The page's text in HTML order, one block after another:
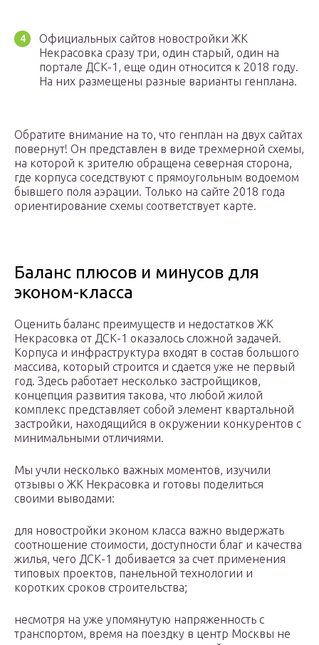
Официальных сайтов новостройки ЖК
Некрасовка сразу три, один старый, один на
портале ДСК-1, еще один относится к 2018 году.
На них размещены разные варианты генплана.
Обратите внимание на то, что генплан на двух сайтах
повернут! Он представлен в виде трехмерной схемы,
на которой к зрителю обращена северная сторона,
где корпуса соседствуют с прямоугольным водоемом
бывшего поля аэрации. Только на сайте 2018 года
ориентирование схемы соответствует карте.
Баланс плюсов и минусов для
эконом-класса
Оценить баланс преимуществ и недостатков ЖК
Некрасовка от ДСК-1 оказалось сложной задачей.
Корпуса и инфраструктура входят в состав большого
массива, который строится и сдается уже не первый
год. Здесь работает несколько застройщиков,
концепция развития такова, что любой жилой
комплекс представляет собой элемент квартальной
застройки, находящийся в окружении конкурентов с
минимальными отличиями.
Мы учли несколько важных моментов, изучили
отзывы о ЖК Некрасовка и готовы поделиться
своими выводами:
для новостройки эконом класса важно выдержать
соотношение стоимости, доступности благ и качества
жилья, чего ДСК-1 добивается за счет применения
типовых проектов, панельной технологии и
коротких сроков строительства;
несмотря на уже упомянутую напряженность с
транспортом, время на поездку в центр Москвы не